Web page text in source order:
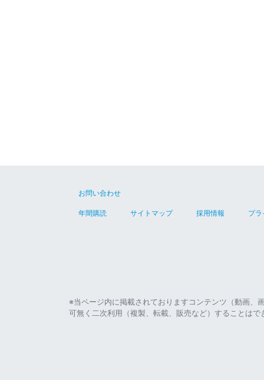
お問い合わせ
年間購読 サイトマップ 採用情報 プ
※当ページ内に掲載されておりますコンテンツ（動画、
可無く二次利用（複製、転載、販売など）することはで